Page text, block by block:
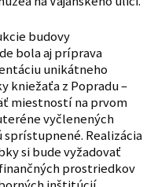
budovy
bola aj príprava
unikátneho
kniežaťa z Popradu –
miestností na prvom
vyčlenených
Realizácia
si bude vyžadovať
prostriedkov